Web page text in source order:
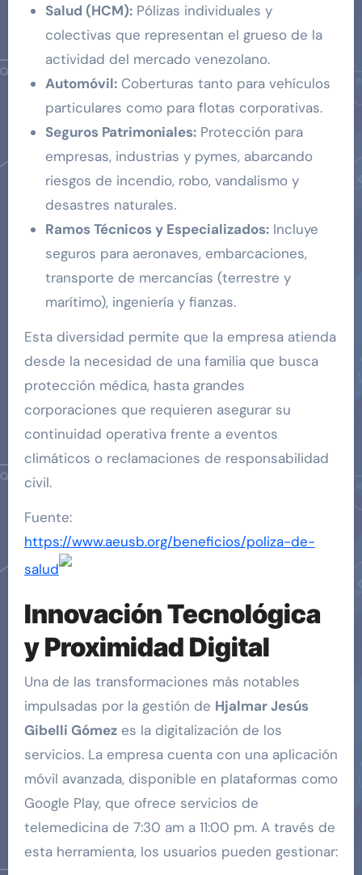
Salud (HCM):Pólizas individuales y
colectivas que representan el grueso de la
actividad del mercado venezolano.
Automóvil:Coberturas tanto para vehículos
particulares como para flotas corporativas.
Seguros Patrimoniales:Protección para
empresas, industrias y pymes, abarcando
riesgos de incendio, robo, vandalismo y
desastres naturales.
Ramos Técnicos y Especializados:Incluye
seguros para aeronaves, embarcaciones,
transporte de mercancías (terrestre y
marítimo), ingeniería y fianzas.
Esta diversidad permite que la empresa atienda
desde la necesidad de una familia que busca
protección médica, hasta grandes
corporaciones que requieren asegurar su
continuidad operativa frente a eventos
climáticos o reclamaciones de responsabilidad
civil.
Fuente:
https://www.aeusb.org/beneficios/poliza-de-
salud
Innovación Tecnológica
y Proximidad Digital
Una de las transformaciones más notables
impulsadas por la gestión de Hjalmar Jesús
Gibelli Gómezes la digitalización de los
servicios. La empresa cuenta con una aplicación
móvil avanzada, disponible en plataformas como
Google Play, que ofrece servicios de
telemedicina de 7:30 am a 11:00 pm. A través de
esta herramienta, los usuarios pueden gestionar: